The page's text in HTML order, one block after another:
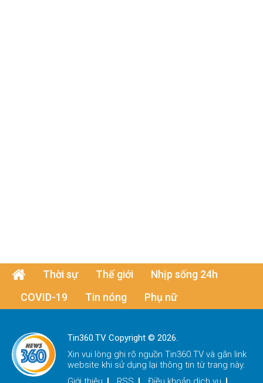
Thời sự Thế giới
Nhịp sống 24h
COVID-19
Tin nóng Phụ nữ
Tin360.TV Copyright © 2026.
Xin vui lòng ghi rõ nguồn Tin360.TV và gắn link
website khi sử dụng lại thông tin từ trang này.